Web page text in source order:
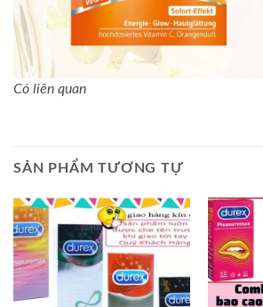
Có liên quan
SẢN PHẨM TƯƠNG TỰ